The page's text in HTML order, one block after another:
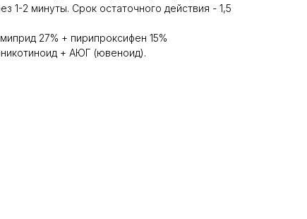
1-2 минуты. Срок остаточного действия - 1,5
27% + пирипроксифен 15%
+ АЮГ (ювеноид).